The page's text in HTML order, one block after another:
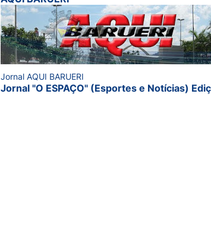
Jornal AQUI BARUERI
Jornal "O ESPAÇO" (Esportes e Notícias)